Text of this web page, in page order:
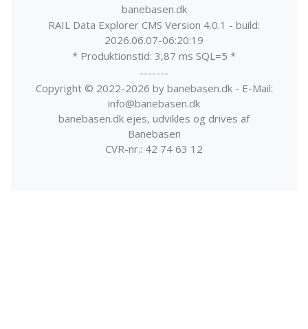
banebasen.dk
RAIL Data Explorer CMS Version 4.0.1 - build:
2026.06.07-06:20:19
* Produktionstid: 3,87 ms SQL=5 *
-------
Copyright © 2022-2026 by banebasen.dk - E-Mail:
info@banebasen.dk
banebasen.dk ejes, udvikles og drives af
Banebasen
CVR-nr.: 42 74 63 12